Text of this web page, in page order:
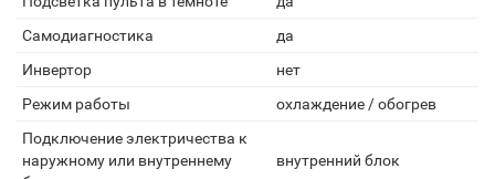
Самодиагностика
да
Инвертор
нет
Режим работы
охлаждение / обогрев
Подключение электричества к
наружному или внутреннему
внутренний блок